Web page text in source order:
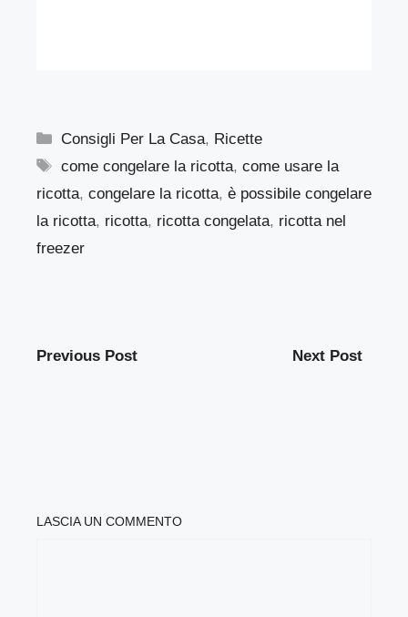
Categorie
Consigli Per La Casa, Ricette
Tag
come congelare la ricotta,come usare la
ricotta, congelare la ricotta, è possibile congelare
la ricotta, ricotta, ricotta congelata, ricotta nel
freezer
Previous Post Next Post
LASCIA UN COMMENTO